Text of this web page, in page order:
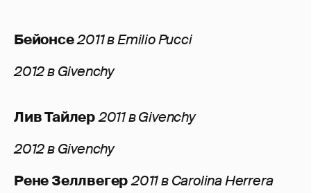
Бейонсе2011 в Emilio Pucci
2012 в Givenchy
Лив Тайлер2011 в Givenchy
2012 в Givenchy
Рене Зеллвегер2011 в Carolina Herrera